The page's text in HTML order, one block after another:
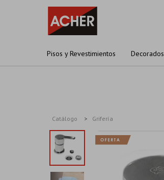
Pisos y Revestimientos Decorados
Catálogo Grifería